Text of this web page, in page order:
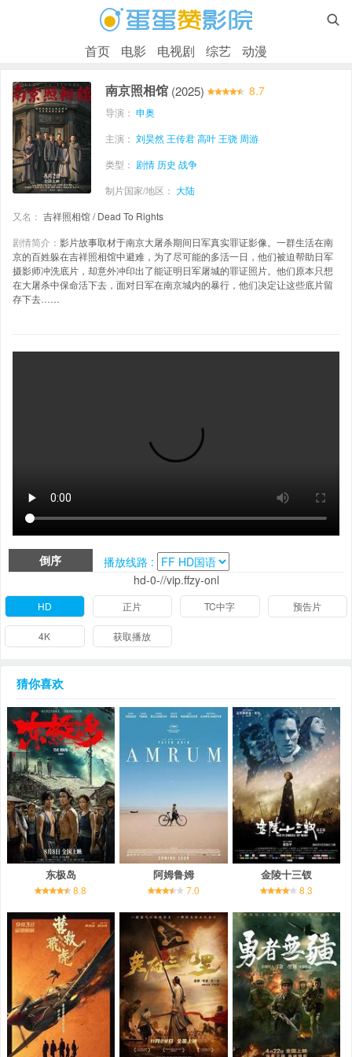

首页 电影 电视剧 综艺 动漫
南京照相馆 (2025) 8.7
导演： 申奥
主演： 刘昊然 王传君高叶 王骁 周游
类型： 剧情 历史 战争
制片国家/地区： 大陆
又名： 吉祥照相馆 / Dead To Rights
剧情简介： 影片故事取材于南京大屠杀期间日军真实罪证影像。一群生活在南
京的百姓躲在吉祥照相馆中避难，为了尽可能的多活一日，他们被迫帮助日军
摄影师冲洗底片，却意外冲印出了能证明日军屠城的罪证照片。他们原本只想
在大屠杀中保命活下去，面对日军在南京城内的暴行，他们决定让这些底片留
存下去……
倒序
播放线路 :
hd-0-//vip.ffzy-onl
HD 正片 TC中字 预告片
4K 获取播放
猜你喜欢
东极岛
8.8
阿姆鲁姆
7.0
金陵十三钗
8.3